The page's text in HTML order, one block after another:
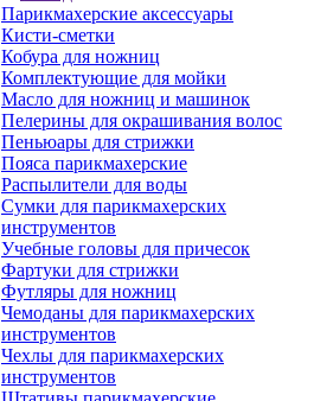
Парикмахерские аксессуары
Кисти-сметки
Кобура для ножниц
Комплектующие для мойки
Масло для ножниц и машинок
Пелерины для окрашивания волос
Пеньюары для стрижки
Пояса парикмахерские
Распылители для воды
Сумки для парикмахерских
инструментов
Учебные головы для причесок
Фартуки для стрижки
Футляры для ножниц
Чемоданы для парикмахерских
инструментов
Чехлы для парикмахерских
инструментов